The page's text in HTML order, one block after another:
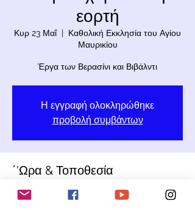
εορτή
Κυρ 23 Μαΐ
  |
Καθολική Εκκλησία του Αγίου
Μαυρικίου
Έργα των Βερασίνι και Βιβάλντι
Η εγγραφή ολοκληρώθηκε
προβολή συμβάντων
΄'Ωρα & Τοποθεσία
23 Μαΐ 2021, 10:00 π.μ.